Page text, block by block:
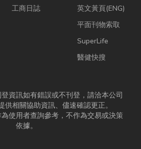
工商日誌
英文黃頁(ENG)
平面刊物索取
SuperLife
醫健快搜
資訊如有錯誤或不刊登，請洽本公司
供相關協助資訊、儘速確認更正。
使用者查詢參考，不作為交易或決策
依據。